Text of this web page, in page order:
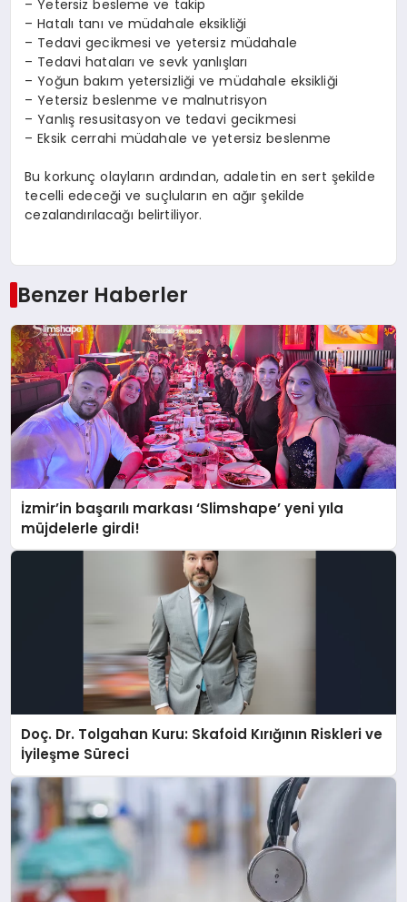
– Yetersiz besleme ve takip
– Hatalı tanı ve müdahale eksikliği
– Tedavi gecikmesi ve yetersiz müdahale
– Tedavi hataları ve sevk yanlışları
– Yoğun bakım yetersizliği ve müdahale eksikliği
– Yetersiz beslenme ve malnutrisyon
– Yanlış resusitasyon ve tedavi gecikmesi
– Eksik cerrahi müdahale ve yetersiz beslenme
Bu korkunç olayların ardından, adaletin en sert şekilde
tecelli edeceği ve suçluların en ağır şekilde
cezalandırılacağı belirtiliyor.
Benzer Haberler
İzmir’in başarılı markası ‘Slimshape’ yeni yıla
müjdelerle girdi!
Doç. Dr. Tolgahan Kuru: Skafoid Kırığının Riskleri ve
İyileşme Süreci